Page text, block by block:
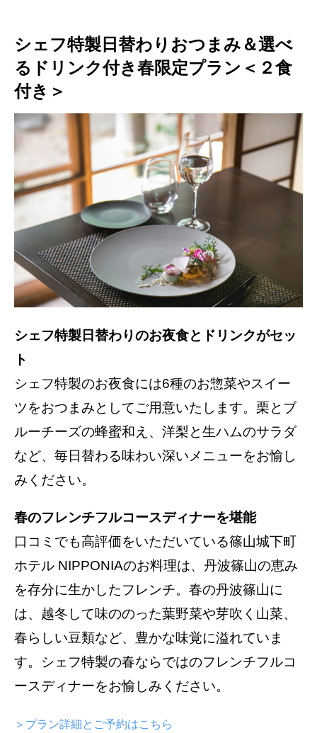
シェフ特製日替わりおつまみ＆選べ
るドリンク付き春限定プラン＜２食
付き＞
シェフ特製日替わりのお夜食とドリンクがセッ
ト
シェフ特製のお夜食には6種のお惣菜やスイー
ツをおつまみとしてご用意いたします。栗とブ
ルーチーズの蜂蜜和え、洋梨と生ハムのサラダ
など、毎日替わる味わい深いメニューをお愉し
みください。
春のフレンチフルコースディナーを堪能
口コミでも高評価をいただいている篠山城下町
ホテル NIPPONIAのお料理は、丹波篠山の恵み
を存分に生かしたフレンチ。春の丹波篠山に
は、越冬して味ののった葉野菜や芽吹く山菜、
春らしい豆類など、豊かな味覚に溢れていま
す。シェフ特製の春ならではのフレンチフルコ
ースディナーをお愉しみください。
＞プラン詳細とご予約はこちら